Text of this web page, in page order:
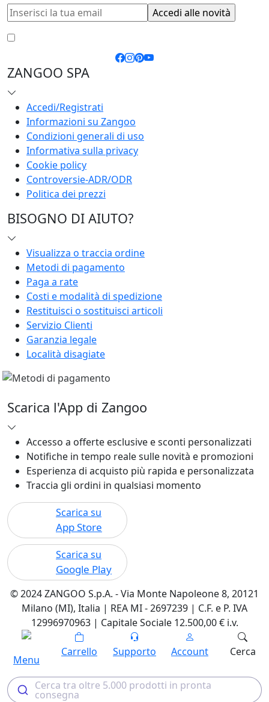
ZANGOO SPA
Accedi/Registrati
Informazioni su Zangoo
Condizioni generali di uso
Informativa sulla privacy
Cookie policy
Controversie-ADR/ODR
Politica dei prezzi
BISOGNO DI AIUTO?
Visualizza o traccia ordine
Metodi di pagamento
Paga a rate
Costi e modalità di spedizione
Restituisci o sostituisci articoli
Servizio Clienti
Garanzia legale
Località disagiate
Scarica l'App di Zangoo
Accesso a offerte esclusive e sconti personalizzati
Notifiche in tempo reale sulle novità e promozioni
Esperienza di acquisto più rapida e personalizzata
Traccia gli ordini in qualsiasi momento
Scarica su
App Store
Scarica su
Google Play
© 2024 ZANGOO S.p.A. - Via Monte Napoleone 8, 20121
Milano (MI), Italia | REA MI - 2697239 | C.F. e P. IVA
12996970963 | Capitale Sociale 12.500,00 € i.v.
Menu
Carrello Supporto Account Cerca
Cerca tra oltre 5.000 prodotti in pronta
consegna